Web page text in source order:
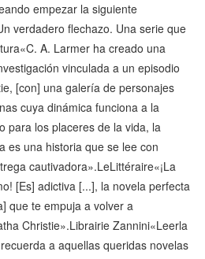
empezar la siguiente
verdadero flechazo. Una serie que
A. Larmer ha creado una
vinculada a un episodio
[con] una galería de personajes
cuya dinámica funciona a la
para los placeres de la vida, la
es una historia que se lee con
cautivadora».LeLittéraire«¡La
[Es] adictiva [...], la novela perfecta
que te empuja a volver a
Christie».Librairie Zannini«Leerla
a aquellas queridas novelas